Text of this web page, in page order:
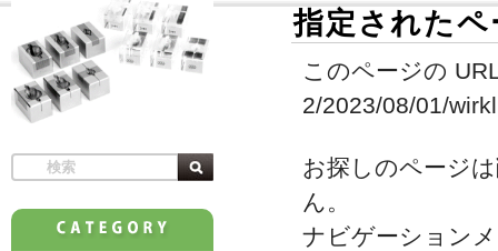
指定された
このページの
2/2023/08/01/
お探しのページ
ん。
ナビゲーション